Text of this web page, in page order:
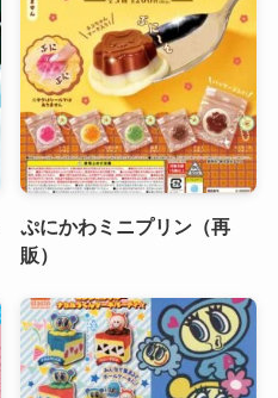
ぷにかわミニプリン（再
販）